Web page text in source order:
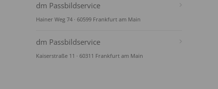
dm Passbildservice
Hainer Weg 74 · 60599 Frankfurt am Main
dm Passbildservice
Kaiserstraße 11 · 60311 Frankfurt am Main